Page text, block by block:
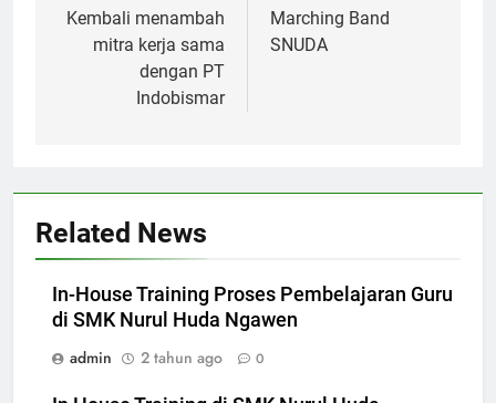
pos
Kembali menambah
mitra kerja sama
dengan PT
Indobismar
Marching Band
SNUDA
Related News
In-House Training Proses Pembelajaran Guru
di SMK Nurul Huda Ngawen
admin
2 tahun ago 0